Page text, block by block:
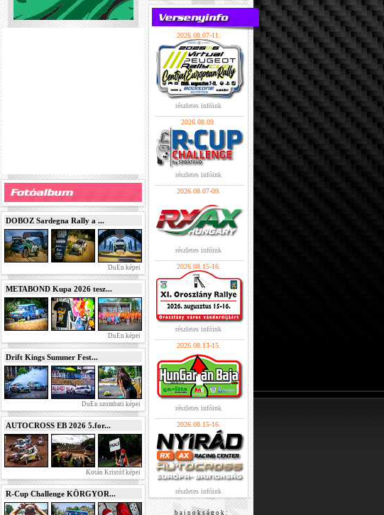
DOBOZ Sardegna Rally a ...
DuEn képei
METABOND Kupa 2026 tesz...
DuEn képei
Drift Kings Summer Fest...
DuEn szombati képei
AUTOCROSS EB 2026 5.for...
Kotán Kristóf képei
R-Cup Challenge KÖRGYOR...
2026.08.07-11.
részletes infóink
2026.08.09.
részletes infóink
2026.08.07-09.
részletes infóink
2026.08.15-16.
részletes infóink
2026.08.13-15.
részletes infóink
2026.08.15-16.
részletes infóink
b a j n o k s á g o k :